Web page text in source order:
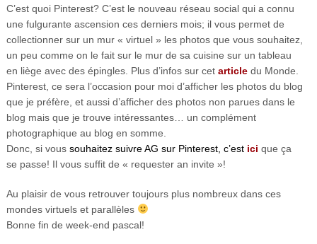
C’est quoi Pinterest? C’est le nouveau réseau social qui a connu
une fulgurante ascension ces derniers mois; il vous permet de
collectionner sur un mur « virtuel » les photos que vous souhaitez,
un peu comme on le fait sur le mur de sa cuisine sur un tableau
en liège avec des épingles. Plus d’infos sur cet articledu Monde.
Pinterest, ce sera l’occasion pour moi d’afficher les photos du blog
que je préfère, et aussi d’afficher des photos non parues dans le
blog mais que je trouve intéressantes… un complément
photographique au blog en somme.
Donc, si vous souhaitez suivre AG sur Pinterest, c’est ici que ça
se passe! Il vous suffit de « requester an invite »!
Au plaisir de vous retrouver toujours plus nombreux dans ces
mondes virtuels et parallèles
Bonne fin de week-end pascal!